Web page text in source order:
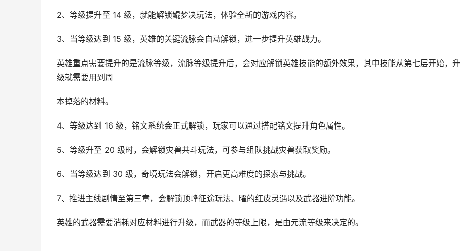
2、等级提升至 14 级，就能解锁鲲梦决玩法，体验全新的游戏内容。
3、当等级达到 15 级，英雄的关键流脉会自动解锁，进一步提升英雄战力。
英雄重点需要提升的是流脉等级，流脉等级提升后，会对应解锁英雄技能的额外效果，其中技能从第七层开始，升
级就需要用到周
本掉落的材料。
4、等级达到 16 级，铭文系统会正式解锁，玩家可以通过搭配铭文提升角色属性。
5、等级升至 20 级时，会解锁灾兽共斗玩法，可参与组队挑战灾兽获取奖励。
6、当等级达到 30 级，奇境玩法会解锁，开启更高难度的探索与挑战。
7、推进主线剧情至第三章，会解锁顶峰征途玩法、曜的红皮灵遇以及武器进阶功能。
英雄的武器需要消耗对应材料进行升级，而武器的等级上限，是由元流等级来决定的。